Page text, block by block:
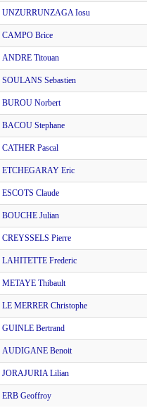
UNZURRUNZAGA Iosu
CAMPO Brice
ANDRE Titouan
SOULANS Sebastien
BUROU Norbert
BACOU Stephane
CATHER Pascal
ETCHEGARAY Eric
ESCOTS Claude
BOUCHE Julian
CREYSSELS Pierre
LAHITETTE Frederic
METAYE Thibault
LE MERRER Christophe
GUINLE Bertrand
AUDIGANE Benoit
JORAJURIA Lilian
ERB Geoffroy